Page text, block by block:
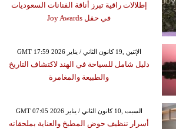
إطلالات راقية تبرز أناقة الفنانات السعوديات
في حفل Joy Awards
GMT 17:59 2026 الإثنين ,19 كانون الثاني / يناير
دليل شامل للسياحة في الهند لاكتشاف التاريخ
والطبيعة والمغامرة
GMT 07:05 2026 السبت ,10 كانون الثاني / يناير
أسرار تنظيف حوض المطبخ والعناية بملحقاته